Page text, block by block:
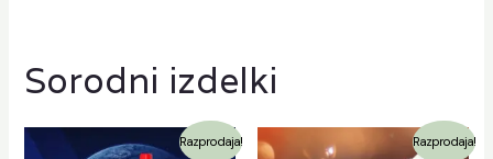
Sorodni izdelki
Razprodaja! Razprodaja!